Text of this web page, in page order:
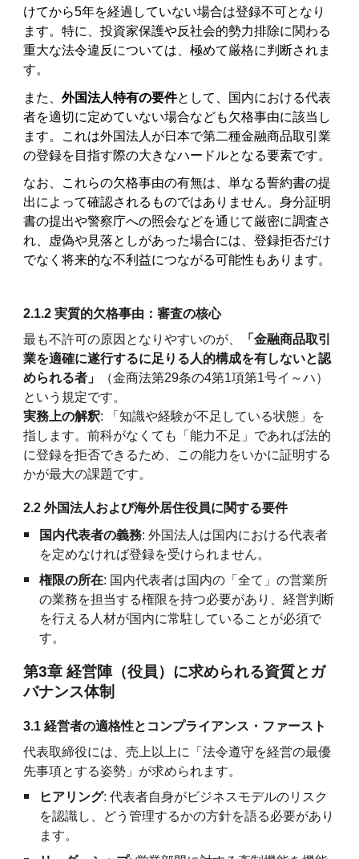
けてから5年を経過していない場合は登録不可となり
ます。特に、投資家保護や反社会的勢力排除に関わる
重大な法令違反については、極めて厳格に判断されま
す。
また、外国法人特有の要件として、国内における代表
者を適切に定めていない場合なども欠格事由に該当し
ます。これは外国法人が日本で第二種金融商品取引業
の登録を目指す際の大きなハードルとなる要素です。
なお、これらの欠格事由の有無は、単なる誓約書の提
出によって確認されるものではありません。身分証明
書の提出や警察庁への照会などを通じて厳密に調査さ
れ、虚偽や見落としがあった場合には、登録拒否だけ
でなく将来的な不利益につながる可能性もあります。
2.1.2 実質的欠格事由：審査の核心
最も不許可の原因となりやすいのが、
「金融商品取引
業を適確に遂行するに足りる人的構成を有しないと認
められる者」
（金商法第29条の4第1項第1号イ～ハ）
という規定です。
実務上の解釈: 「知識や経験が不足している状態」を
指します。前科がなくても「能力不足」であれば法的
に登録を拒否できるため、この能力をいかに証明する
かが最大の課題です。
2.2 外国法人および海外居住役員に関する要件
国内代表者の義務: 外国法人は国内における代表者
を定めなければ登録を受けられません。
権限の所在: 国内代表者は国内の「全て」の営業所
の業務を担当する権限を持つ必要があり、経営判断
を行える人材が国内に常駐していることが必須で
す。
第3章 経営陣（役員）に求められる資質とガ
バナンス体制
3.1 経営者の適格性とコンプライアンス・ファースト
代表取締役には、売上以上に「法令遵守を経営の最優
先事項とする姿勢」が求められます。
ヒアリング: 代表者自身がビジネスモデルのリスク
を認識し、どう管理するかの方針を語る必要があり
ます。